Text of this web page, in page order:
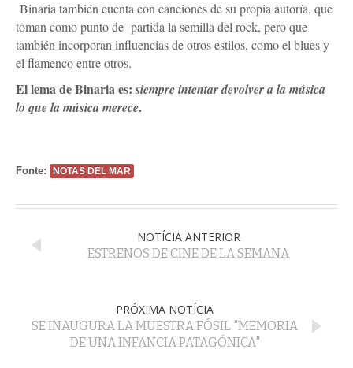
Binaria también cuenta con canciones de su propia autoría, que
toman como punto de partida la semilla del rock, pero que
también incorporan influencias de otros estilos, como el blues y
el flamenco entre otros.
El lema de Binaria es:siempre intentar devolver a la música
lo que la música merece.
Fonte: NOTAS DEL MAR
NOTÍCIA ANTERIOR
ESTRENOS DE CINE DE LA SEMANA
PRÓXIMA NOTÍCIA
SE INAUGURA LA MUESTRA FÓSIL "MEMORIA
DE UNA INFANCIA PATAGÓNICA"